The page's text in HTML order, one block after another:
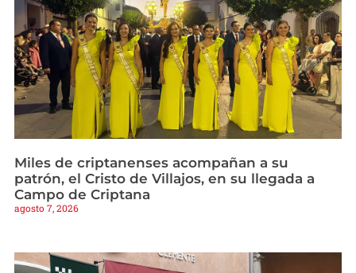
Miles de criptanenses acompañan a su
patrón, el Cristo de Villajos, en su llegada a
Campo de Criptana
agosto 7, 2026